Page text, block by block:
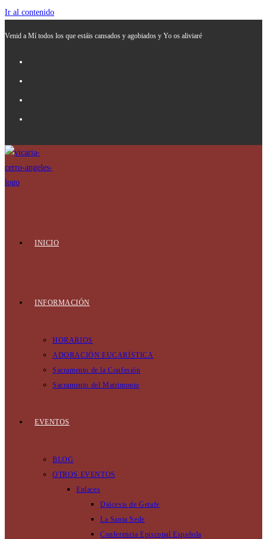
Ir al contenido
Venid a Mí todos los que estáis cansados y agobiados y Yo os aliviaré
INICIO
INFORMACIÓN
HORARIOS
ADORACIÓN EUCARÍSTICA
Sacramento de la Confesión
Sacramento del Matrimonio
EVENTOS
BLOG
OTROS EVENTOS
Enlaces
Diócesis de Getafe
La Santa Sede
Conferencia Episcopal Española